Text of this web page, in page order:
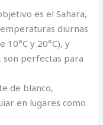
es el Sahara,
diurnas
y 20°C), y
son perfectas para
de blanco,
en lugares como